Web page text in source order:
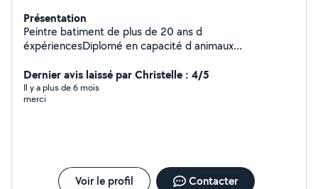
Présentation
Peintre batiment de plus de 20 ans d
éxpériencesDiplomé en capacité d animaux
toutes propositionsA votre sérvice.
Dernier avis laissé par Christelle : 4/5
Il y a plus de 6 mois
merci
Voir le profil Contacter